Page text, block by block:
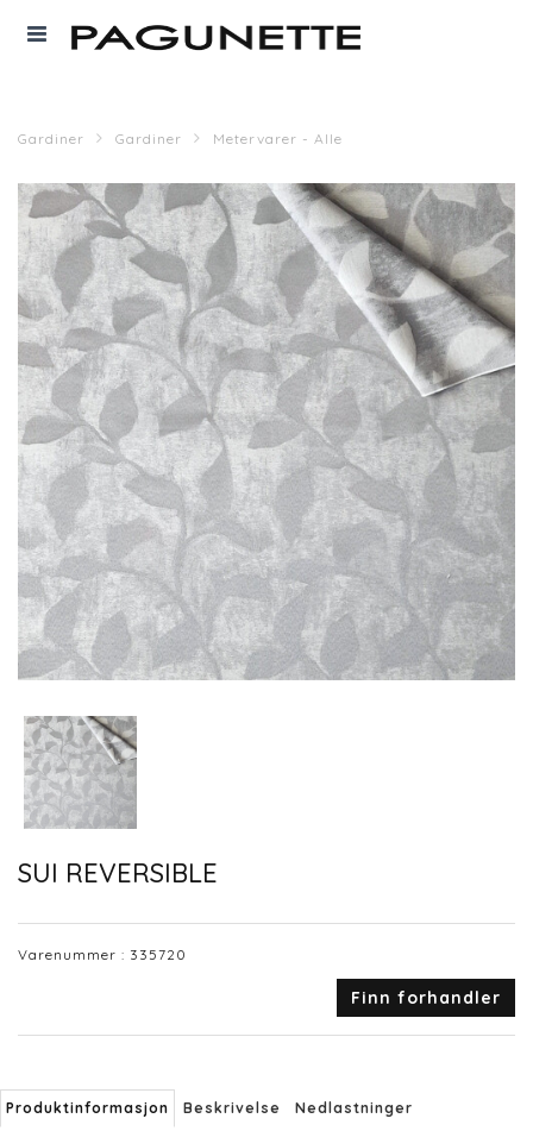
Gardiner Gardiner Metervarer - Alle
SUI REVERSIBLE
Varenummer : 335720
Finn forhandler
Produktinformasjon Beskrivelse Nedlastninger